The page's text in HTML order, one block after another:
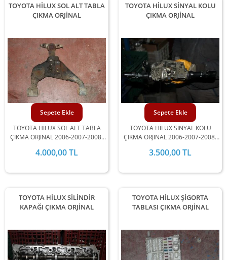
TOYOTA HİLUX SOL ALT TABLA
ÇIKMA ORJİNAL
TOYOTA HİLUX SOL ALT TABLA
ÇIKMA ORJİNAL 2006-2007-2008-
ARALIĞINDA STOKLARIMIZDA
4.000,00 TL
Sepete Ekle
TOYOTA HİLUX SİNYAL KOLU
ÇIKMA ORJİNAL
TOYOTA HİLUX SİNYAL KOLU
ÇIKMA ORJİNAL 2006-2007-2008-
ARALIĞINDA STOKLARIMIZDA
3.500,00 TL
Sepete Ekle
TOYOTA HİLUX SİLİNDİR
KAPAĞI ÇIKMA ORJİNAL
TOYOTA HİLUX ŞİGORTA
TABLASI ÇIKMA ORJİNAL